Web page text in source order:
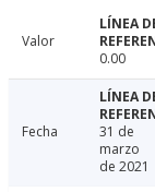
Valor
0.00
Fecha
31 de
marzo
de 2021